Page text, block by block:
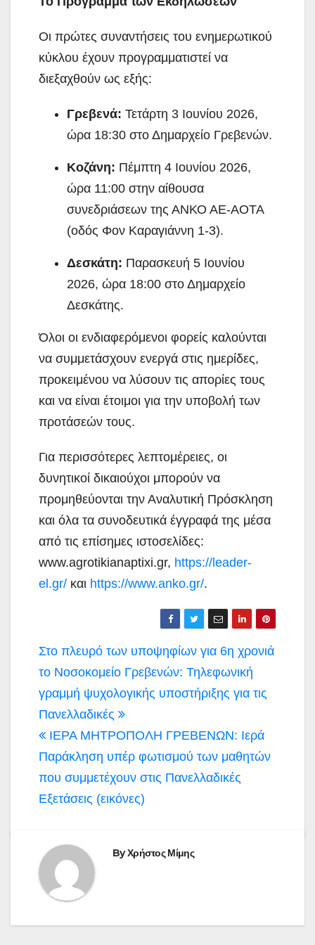
Οι πρώτες συναντήσεις του ενημερωτικού
κύκλου έχουν προγραμματιστεί να
διεξαχθούν ως εξής:
Γρεβενά: Τετάρτη 3 Ιουνίου 2026,
ώρα 18:30 στο Δημαρχείο Γρεβενών.
Κοζάνη: Πέμπτη 4 Ιουνίου 2026,
ώρα 11:00 στην αίθουσα
συνεδριάσεων της ΑΝΚΟ ΑΕ-ΑΟΤΑ
(οδός Φον Καραγιάννη 1-3).
Δεσκάτη: Παρασκευή 5 Ιουνίου
2026, ώρα 18:00 στο Δημαρχείο
Δεσκάτης.
Όλοι οι ενδιαφερόμενοι φορείς καλούνται
να συμμετάσχουν ενεργά στις ημερίδες,
προκειμένου να λύσουν τις απορίες τους
και να είναι έτοιμοι για την υποβολή των
προτάσεών τους.
Για περισσότερες λεπτομέρειες, οι
δυνητικοί δικαιούχοι μπορούν να
προμηθεύονται την Αναλυτική Πρόσκληση
και όλα τα συνοδευτικά έγγραφά της μέσα
από τις επίσημες ιστοσελίδες:
www.agrotikianaptixi.gr, https://leader-
el.gr/ και https://www.anko.gr/.
Πλοήγηση
άρθρων
Στο πλευρό των υποψηφίων για 6η χρονιά
το Νοσοκομείο Γρεβενών: Τηλεφωνική
γραμμή ψυχολογικής υποστήριξης για τις
Πανελλαδικές
ΙΕΡΑ ΜΗΤΡΟΠΟΛΗ ΓΡΕΒΕΝΩΝ: Ιερά
Παράκληση υπέρ φωτισμού των μαθητών
που συμμετέχουν στις Πανελλαδικές
Εξετάσεις (εικόνες)
ByΧρήστος Μίμης